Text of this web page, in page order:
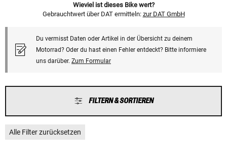
Wieviel ist dieses Bike wert?
Gebrauchtwert über DAT ermitteln: zur DAT GmbH
Du vermisst Daten oder Artikel in der Übersicht zu deinem
Motorrad? Oder du hast einen Fehler entdeckt? Bitte informiere
uns darüber. Zum Formular
FILTERN & SORTIEREN
Alle Filter zurücksetzen